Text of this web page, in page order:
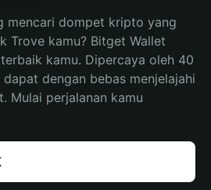
mencari dompet kripto yang
Trove kamu? Bitget Wallet
kamu. Dipercaya oleh 40
dengan bebas menjelajahi
Mulai perjalanan kamu